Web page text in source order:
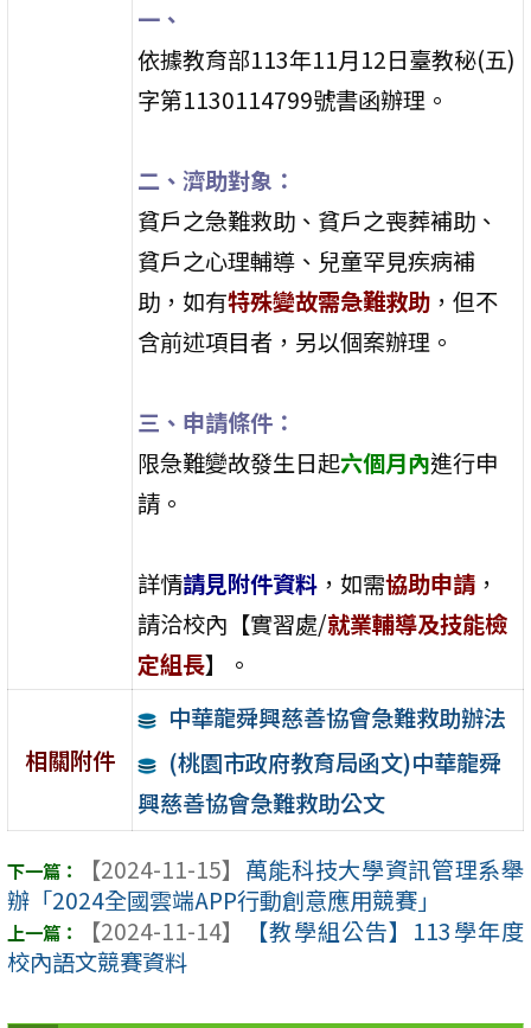
一、
依據教育部113年11月12日臺教秘(五)
字第1130114799號書函辦理。
二、濟助對象：
貧戶之急難救助、貧戶之喪葬補助、
貧戶之心理輔導、兒童罕見疾病補
助，如有特殊變故需急難救助 ，但不
含前述項目者，另以個案辦理。
三、申請條件：
限急難變故發生日起六個月內進行申
請。
詳情請見附件資料 ，如需協助申請 ，
請洽校內【實習處/就業輔導及技能檢
定組長】。
相關附件
中華龍舜興慈善協會急難救助辦法
(桃園市政府教育局函文)中華龍舜
興慈善協會急難救助公文
【2024-11-15】 萬能科技大學資訊管理系舉
辦「2024全國雲端APP行動創意應用競賽」
【2024-11-14】
【教學組公告】113學年度
校內語文競賽資料